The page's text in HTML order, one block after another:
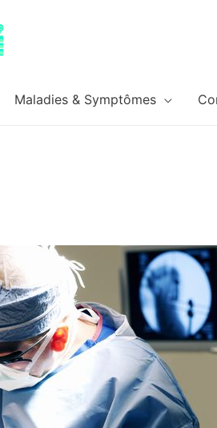
Maladies & Symptômes